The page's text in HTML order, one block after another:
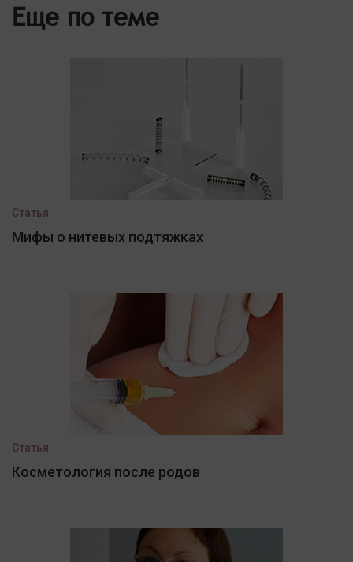
Еще по теме
Статья
Мифы о нитевых подтяжках
Статья
Косметология после родов